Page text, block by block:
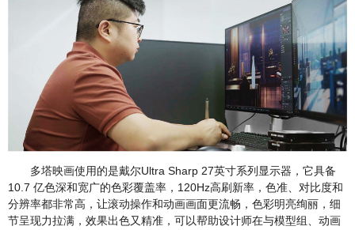
多塔映画使用的是戴尔Ultra Sharp 27英寸系列显示器，它具备
10.7 亿色深和宽广的色彩覆盖率，120Hz高刷新率，色准、对比度和
分辨率都非常高，让滚动操作和动画画面更流畅，色彩明亮绚丽，细
节呈现力拉满，效果出色又精准，可以帮助设计师在与模型组、动画